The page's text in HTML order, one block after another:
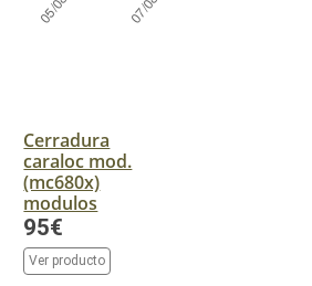
Cerradura
caraloc mod.
(mc680x)
modulos
95€
Ver producto